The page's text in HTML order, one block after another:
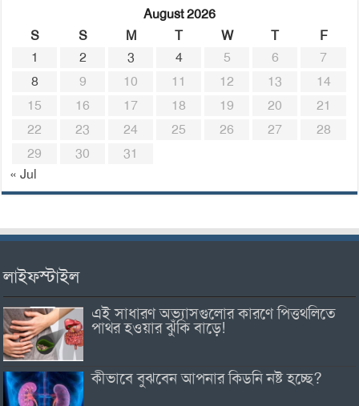
August 2026
S
S M T W T
F
1
2 3 4 5 6
7
8
9 10 11 12 13
14
15
16 17 18 19 20
21
22
23 24 25 26 27
28
29
30
31
« Jul
লাইফস্টাইল
এই সাধারণ অভ্যাসগুলোর কারণে পিত্তথলিতে
পাথর হওয়ার ঝুঁকি বাড়ে!
কীভাবে বুঝবেন আপনার কিডনি নষ্ট হচ্ছে?